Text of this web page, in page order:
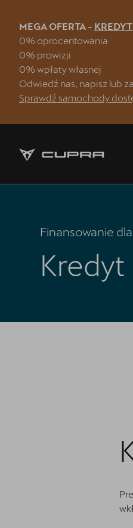
MEGA OFERTA -
0% oprocentowania
0% prowizji
0% wpłaty własnej
Odwiedź nas, napisz lub
Sprawdź samochody
Strona
Oferta i
OTOMOTO
5 lat
Serwis
Oryginalne
Jazda
Finansowanie
Kredyt